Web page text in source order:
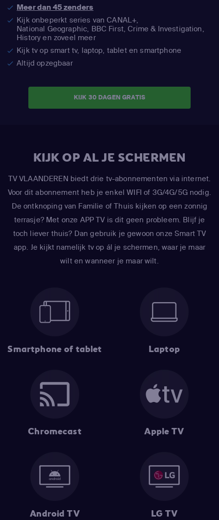
Meer dan 45 zenders
Kijk onbeperkt series van CANAL+,
National Geographic, BBC First, Crime & Investigation,
History en zoveel meer
Kijk tv op smart tv, laptop, tablet en smartphone
Altijd opzegbaar
KIJK 30 DAGEN GRATIS
KIJK OP AL JE SCHERMEN
TV VLAANDEREN biedt drie tv-abonnementen via internet.
Voor dit abonnement heb je enkel WIFI of 3G/4G/5G nodig.
De ontknoping van Familie of Thuis kijken op een zonnig
terrasje? Met onze APP TV is dit geen probleem. Blijf je
toch liever thuis? Dan gebruik je gewoon onze Smart TV
app. Je kijkt namelijk tv op ál je schermen, waar je maar
wilt en wanneer je maar wilt.
Smartphone of tablet Laptop
Chromecast Apple TV
Android TV LG TV